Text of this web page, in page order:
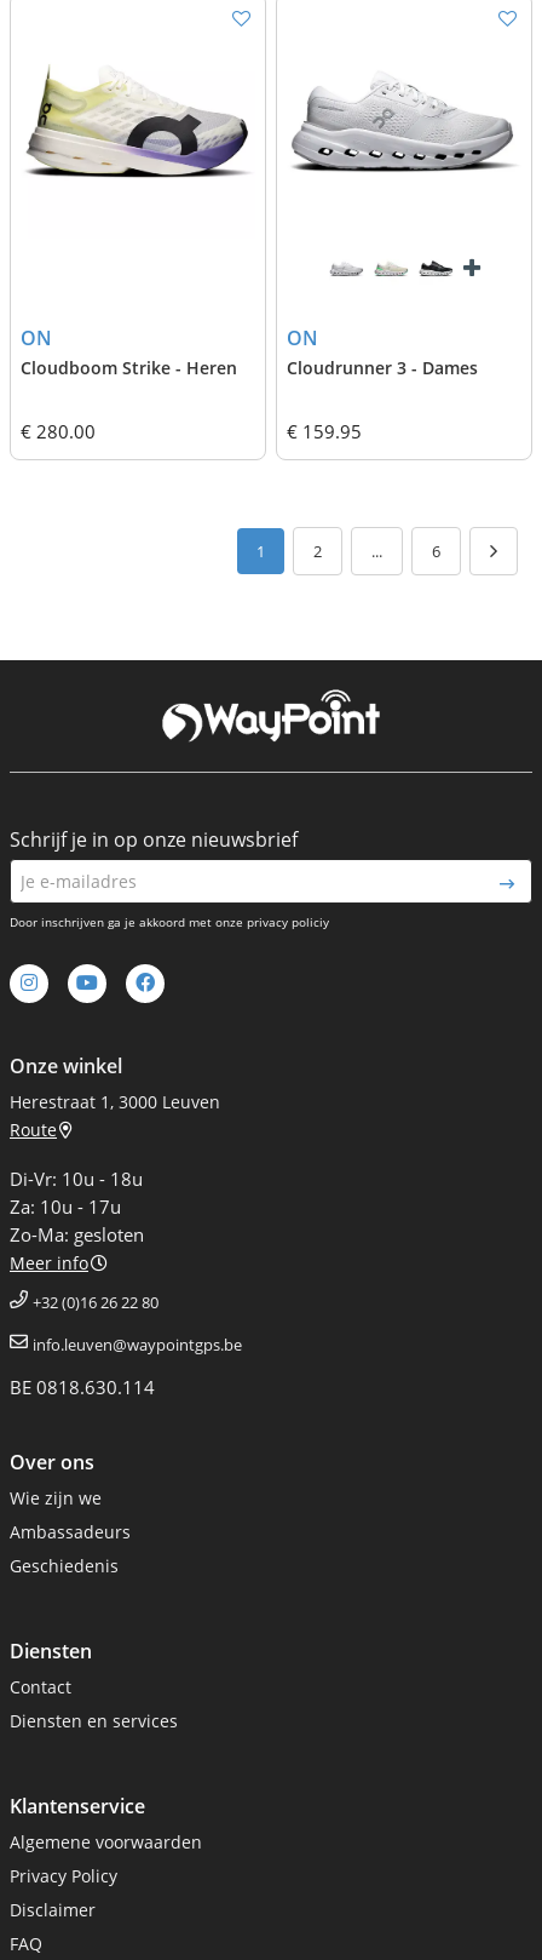
ON
Cloudboom Strike - Heren
€ 280.00
ON
Cloudrunner 3 - Dames
€ 159.95
1 2 ... 6
Onze winkel
Herestraat 1, 3000 Leuven
Route
Di-Vr: 10u - 18u
Za: 10u - 17u
Zo-Ma: gesloten
Meer info
+32 (0)16 26 22 80
info.leuven@waypointgps.be
BE 0818.630.114
Over ons
Wie zijn we
Ambassadeurs
Geschiedenis
Diensten
Contact
Diensten en services
Klantenservice
Algemene voorwaarden
Privacy Policy
Disclaimer
FAQ
Schrijf je in op onze nieuwsbrief
Door inschrijven ga je akkoord met onze privacy policiy